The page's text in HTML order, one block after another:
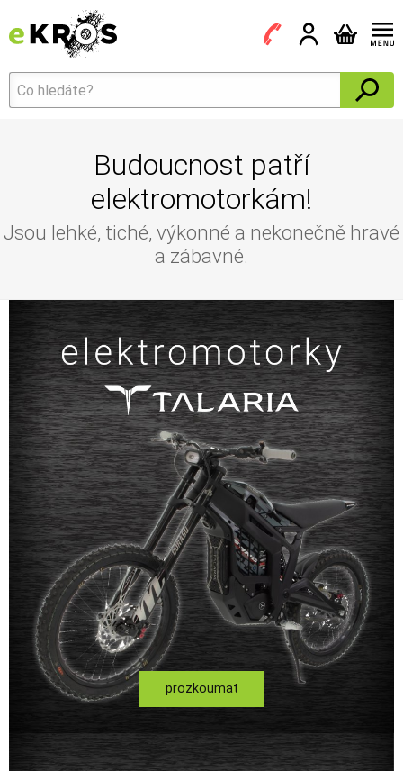
Budoucnost patří
elektromotorkám!
Jsou lehké, tiché, výkonné a nekonečně hravé
a zábavné.
prozkoumat